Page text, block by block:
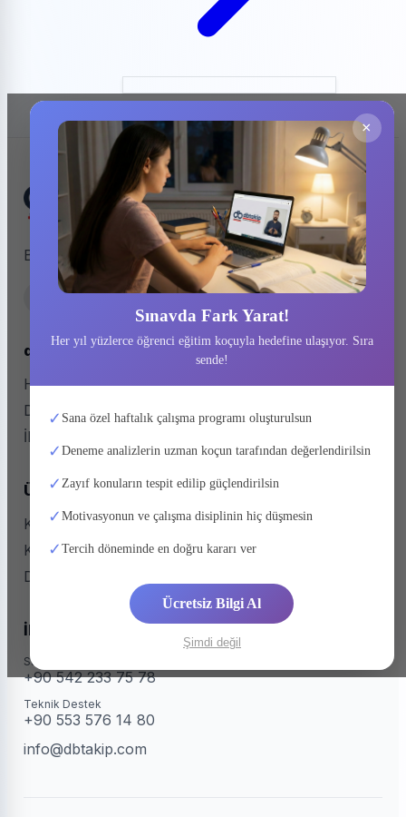
×
Sınavda Fark Yarat!
Her yıl yüzlerce öğrenci eğitim koçuyla hedefine ulaşıyor. Sıra
sende!
✓ Sana özel haftalık çalışma programı oluşturulsun
✓Deneme analizlerin uzman koçun tarafından değerlendirilsin
✓Zayıf konuların tespit edilip güçlendirilsin
✓Motivasyonun ve çalışma disiplinin hiç düşmesin
✓Tercih döneminde en doğru kararı ver
Ücretsiz Bilgi Al
Şimdi değil
Başarıyı tesadüfe bırakmayanlar için tasarlandı.
dbtakip hakkında
Hakkımızda
Deneme Kulübü
İletişim
Ürünlerimiz
Kurumlar için dbtakip
Koçlar için dbtakip
Deneme Kulübü
İletişim
Satış & Bilgi
+90 542 233 75 78
Teknik Destek
+90 553 576 14 80
info@dbtakip.com